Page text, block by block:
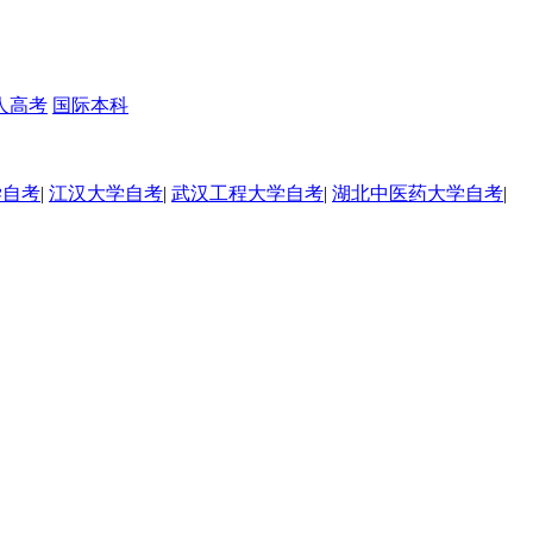
高考 国际本科
考| 江汉大学自考| 武汉工程大学自考| 湖北中医药大学自考|